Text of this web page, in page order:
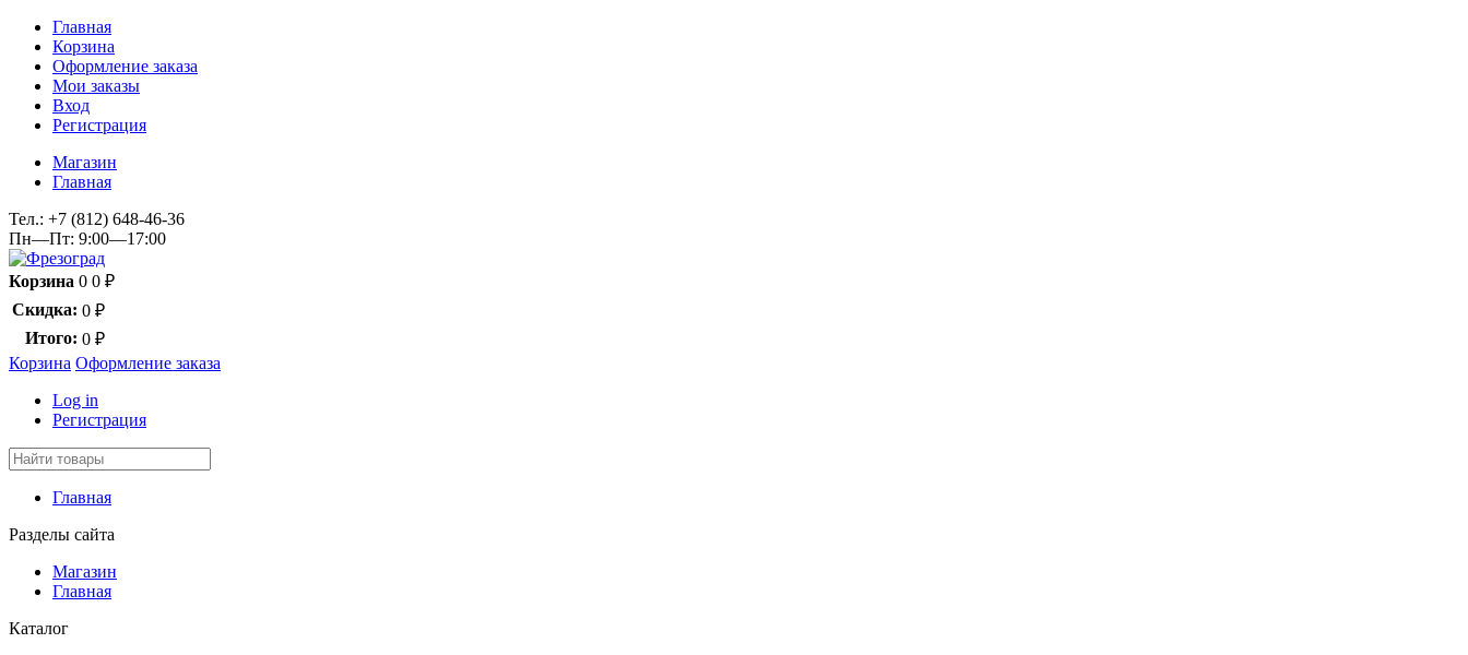
Главная
Корзина
Оформление заказа
Мои заказы
Вход
Регистрация
Магазин
Главная
Тел.: +7 (812) 648-46-36
Пн—Пт: 9:00—17:00
Корзина 0 0 ₽
Скидка: 0 ₽
Итого: 0 ₽
Корзина Оформление заказа
Log in
Регистрация
Главная
Разделы сайта
Магазин
Главная
Каталог